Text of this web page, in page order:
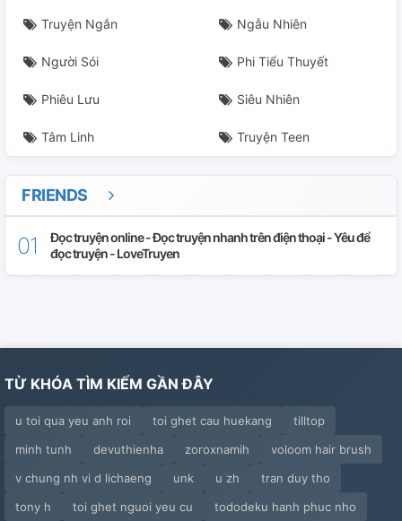
Chương 27: Sóng Vai.
Chương 28: May Mắn.
Chương 29: Chặn Bắt.
Chương 30: Tiến Thoái Lưỡng Nan.
Chương 32: Vỗ Tay.
Truyện Ngắn Ngẫu Nhiên
Người Sói Phi Tiểu Thuyết
Phiêu Lưu Siêu Nhiên
Tâm Linh Truyện Teen
FRIENDS
Đọc truyện online - Đọc truyện nhanh trên điện thoại - Yêu để
đọc truyện - LoveTruyen
TỪ KHÓA TÌM KIẾM GẦN ĐÂY
u toi qua yeu anh roi toi ghet cau huekang
tilltop
minh tunh
devuthienha zoroxnamih
voloom hair brush
v chung nh vi d lichaeng
unk u zh
tran duy tho
tony h
toi ghet nguoi yeu cu tododeku hanh phuc nho